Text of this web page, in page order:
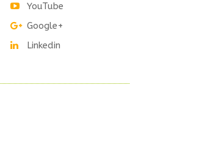
YouTube
Google+
Linkedin